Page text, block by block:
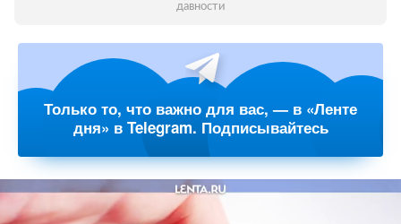
давности
Только то, что важно для вас, — в «Ленте
дня» в Telegram. Подписывайтесь